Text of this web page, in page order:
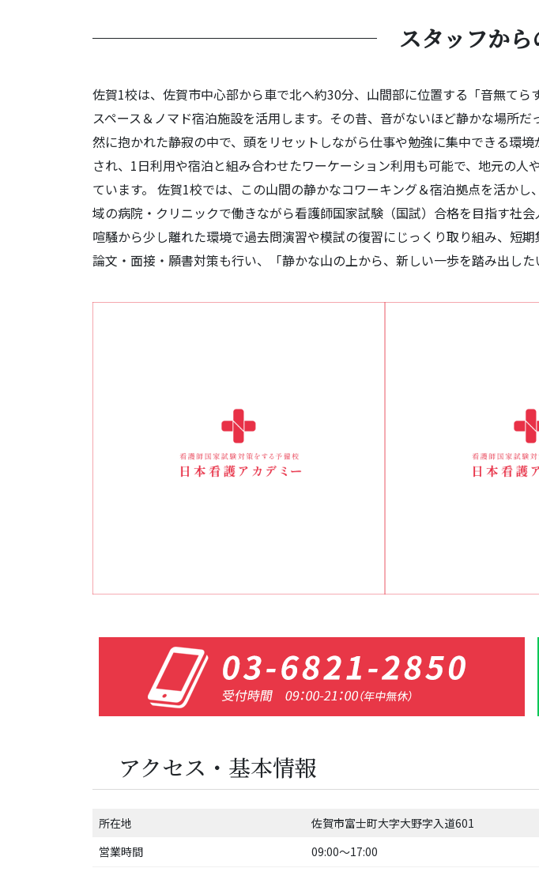
スタッフか
佐賀1校は、佐賀市中心部から車で北へ約30分、山間部に位置する「音無て
スペース＆ノマド宿泊施設を活用します。その昔、音がないほど静かな場所
然に抱かれた静寂の中で、頭をリセットしながら仕事や勉強に集中できる環
され、1日利用や宿泊と組み合わせたワーケーション利用も可能で、地元の
ています。 佐賀1校では、この山間の静かなコワーキング＆宿泊拠点を活か
域の病院・クリニックで働きながら看護師国家試験（国試）合格を目指す社
喧騒から少し離れた環境で過去問演習や模試の復習にじっくり取り組み、短
論文・面接・願書対策も行い、「静かな山の上から、新しい一歩を踏み出した
アクセス・基本情報
所在地
佐賀市富士町大字大野字入道601
営業時間
09:00〜17:00